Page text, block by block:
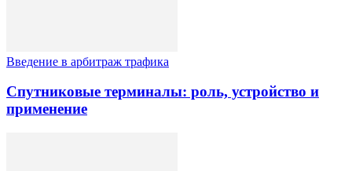
Введение в арбитраж трафика
Спутниковые терминалы: роль, устройство и
применение